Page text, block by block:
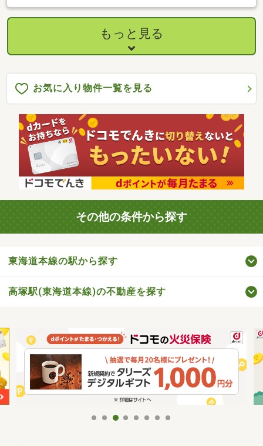
もっと見る
お気に入り物件一覧を見る
その他の条件から探す
東海道本線の駅から探す
高塚駅(東海道本線)の不動産を探す